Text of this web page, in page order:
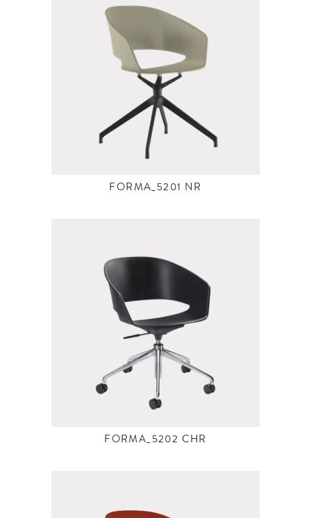
FORMA_5201 NR
FORMA_5202 CHR